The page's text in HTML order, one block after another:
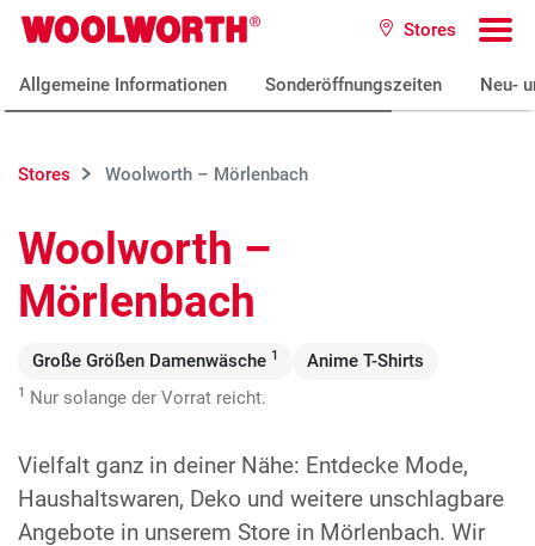
Zum Hauptinhalt
Woolworth GmbH Stores
Allgemeine Informationen Sonderöffnungszeiten Neu-
Stores Woolworth – Mörlenbach
Woolworth –
Mörlenbach
Große Größen Damenwäsche 1 Anime T-Shirts
1 Nur solange der Vorrat reicht.
Vielfalt ganz in deiner Nähe: Entdecke Mode,
Haushaltswaren, Deko und weitere unschlagbare
Angebote in unserem Store in Mörlenbach. Wir